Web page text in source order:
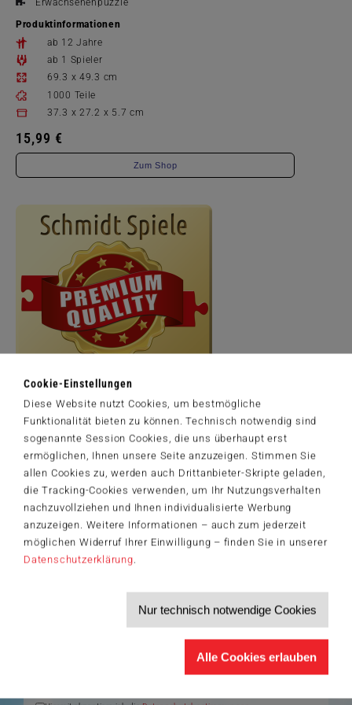
Cookie-Einstellungen
Diese Website nutzt Cookies, um bestmögliche
Funktionalität bieten zu können. Technisch notwendig sind
sogenannte Session Cookies, die uns überhaupt erst
ermöglichen, Ihnen unsere Seite anzuzeigen. Stimmen Sie
allen Cookies zu, werden auch Drittanbieter-Skripte geladen,
die Tracking-Cookies verwenden, um Ihr Nutzungsverhalten
nachzuvollziehen und Ihnen individualisierte Werbung
anzuzeigen. Weitere Informationen – auch zum jederzeit
möglichen Widerruf Ihrer Einwilligung – finden Sie in unserer
Datenschutzerklärung.
Nur technisch notwendige Cookies
Alle Cookies erlauben
Erwachsenenpuzzle
Produktinformationen
ab 12 Jahre
ab 1 Spieler
69.3 x 49.3 cm
1000 Teile
37.3 x 27.2 x 5.7 cm
15,99 €
Zum Shop
Artikelnummer: 58985
© Interlitho Licensing GmbH
Der Schmidt-Spiele-Newsletter
Jetzt anmelden und 5€ Willkommensrabatt sichern
Bleiben Sie auf dem Laufenden zu Neuheiten, Trends und aktuellen
Themen rund um Schmidt
Produktneuheiten und Sortimentserweiterungen
Informationen zu Veranstaltungen und Aktionen
Service-Informationen, z.B. zur Ersatzteilversorgung
Ich möchte den Schmidt-Spiele-Newsletter erhalten. Die Abmeldung ist